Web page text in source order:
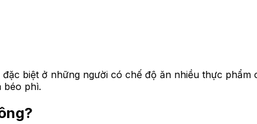
biệt ở những người có chế độ ăn nhiều thực
béo phì.